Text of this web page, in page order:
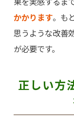
かかります。も
思うような改善
が必要です。
正しい方